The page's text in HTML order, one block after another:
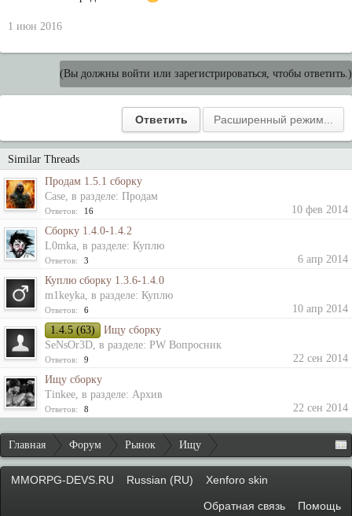
1 июн 2016
(Вы должны войти или зарегистрироваться, чтобы ответить.)
Similar Threads
Продам 1.5.1 сборку
Case, в разделе: Продам
Ответов: 16
10 фев 2014
Сборку 1.4.0-1.4.2
L0mka, в разделе: Куплю
Ответов: 3
6 апр 2014
Куплю сборку 1.3.6-1.4.0
m1keyka, в разделе: Куплю
Ответов: 6
10 апр 2014
1.4.5 (63)
Ищу сборку
SeNsOr3D, в разделе: PW Вопросник
Ответов: 9
22 сен 2014
Ищу сборку
Tinkee, в разделе: Архив
Ответов: 8 22 сен 2014
Главная Форум Рынок Ищу
MMORPG-DEVS.RU Russian (RU) Xenforo skin
Обратная связь Помощь